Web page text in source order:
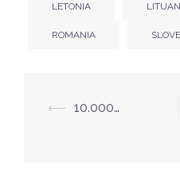
LETONIA
ROMANIA
Post
⟵ 10.000…